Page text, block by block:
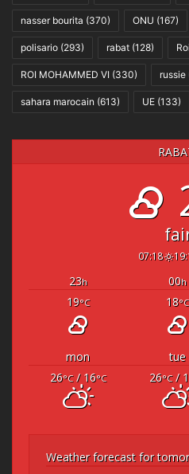
nasser bourita (370) ONU (167)
polisario (293) rabat (128) Roi
ROI MOHAMMED VI (330) russie
sahara marocain (613) UE (133)
07:18
23h 00h
19°C 18°C
mon tue
26°C/ 16°C 26°C/
Weather forecast for